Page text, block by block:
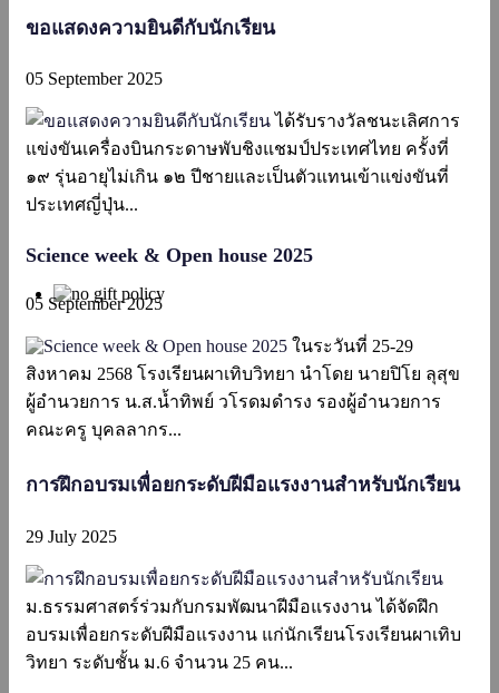
ขอแสดงความยินดีกับนักเรียน
05 September 2025
ได้รับรางวัลชนะเลิศการ
แข่งขันเครื่องบินกระดาษพับชิงแชมป์ประเทศไทย ครั้งที่
๑๙ รุ่นอายุไม่เกิน ๑๒ ปีชายและเป็นตัวแทนเข้าแข่งขันที่
ประเทศญี่ปุ่น...
Science week & Open house 2025
05 September 2025
ในระวันที่ 25-29
สิงหาคม 2568 โรงเรียนผาเทิบวิทยา นำโดย นายปิโย ลุสุข
ผู้อำนวยการ น.ส.น้ำทิพย์ วโรดมดำรง รองผู้อำนวยการ
คณะครู บุคลลากร...
การฝึกอบรมเพื่อยกระดับฝีมือแรงงานสำหรับนักเรียน
29 July 2025
ม.ธรรมศาสตร์ร่วมกับกรมพัฒนาฝีมือแรงงาน ได้จัดฝึก
อบรมเพื่อยกระดับฝีมือแรงงาน แก่นักเรียนโรงเรียนผาเทิบ
วิทยา ระดับชั้น ม.6 จำนวน 25 คน...